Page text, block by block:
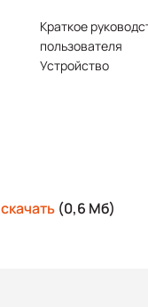
Краткое
пользователя
Устройство
скачать (0,6 Мб)